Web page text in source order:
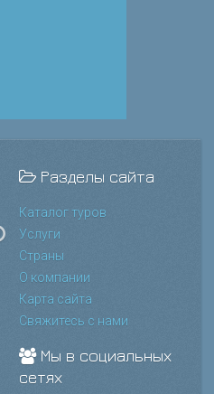
Разделы сайта
Каталог туров
Услуги
Страны
О компании
Карта сайта
Свяжитесь с нами
Мы в социальных
сетях